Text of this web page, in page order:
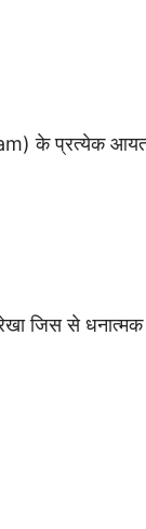
के प्रत्येक आयत
जिस से धनात्मक